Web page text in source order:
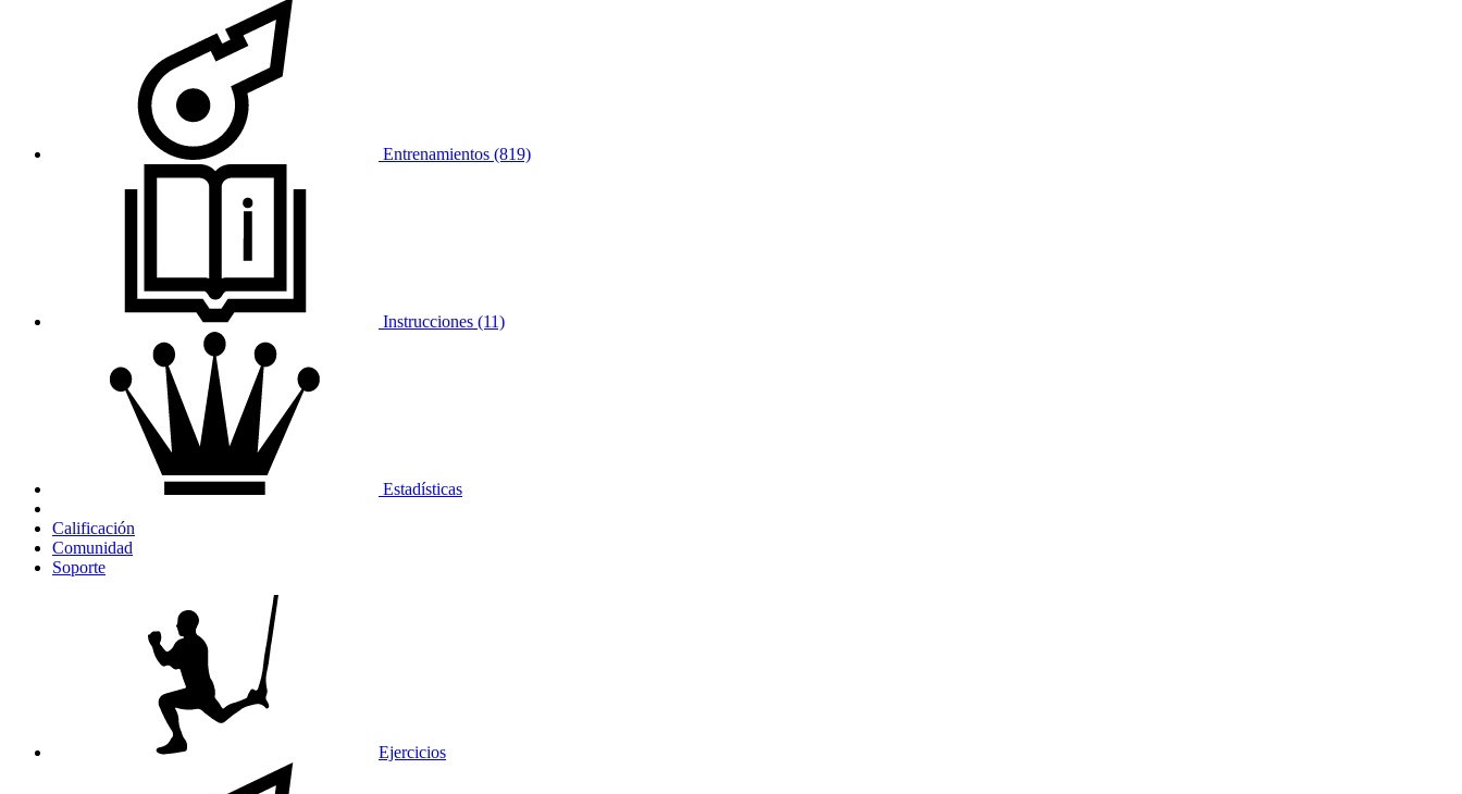
Entrenamientos (819)
Instrucciones (11)
Estadísticas
Calificación
Comunidad
Soporte
Ejercicios